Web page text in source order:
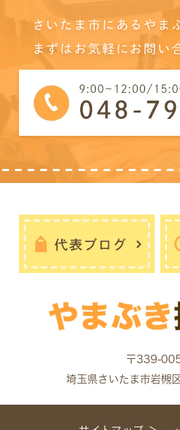
さいたま市にあるやま
まずはお気軽にお問い
〒339-
埼玉県さいたま市岩槻